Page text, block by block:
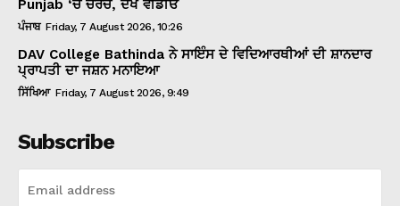
Punjab ‘ਚ ਚਰਚੇ, ਦੇਖੋ ਵੀਡੀਓ
ਪੰਜਾਬ Friday, 7 August 2026, 10:26
DAV College Bathinda ਨੇ ਸਾਇੰਸ ਦੇ ਵਿਦਿਆਰਥੀਆਂ ਦੀ ਸ਼ਾਨਦਾਰ
ਪ੍ਰਾਪਤੀ ਦਾ ਜਸ਼ਨ ਮਨਾਇਆ
ਸਿੱਖਿਆ Friday, 7 August 2026, 9:49
Subscribe